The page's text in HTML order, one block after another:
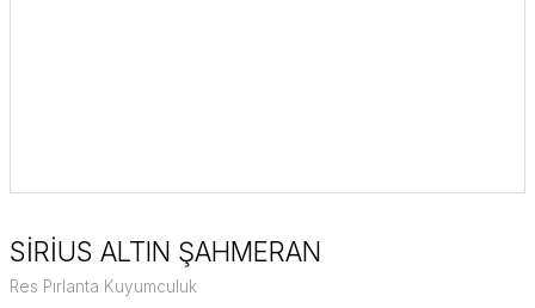
SİRİUS ALTIN ŞAHMERAN
Res Pırlanta Kuyumculuk